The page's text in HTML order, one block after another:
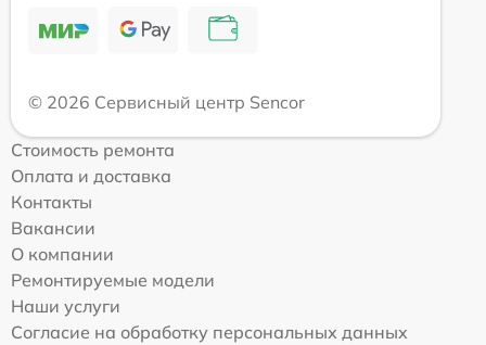
© 2026 Сервисный центр Sencor
Стоимость ремонта
Оплата и доставка
Контакты
Вакансии
О компании
Ремонтируемые модели
Наши услуги
Согласие на обработку персональных данных